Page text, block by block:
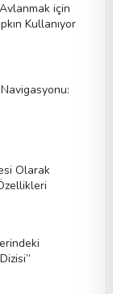
için
Kullanıyor
Olarak